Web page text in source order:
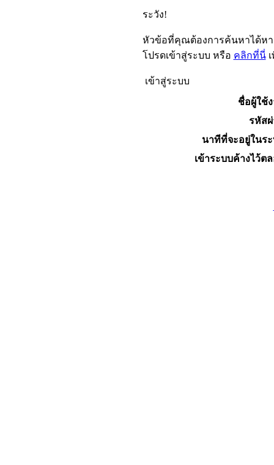
ระวัง!
หัวข้อที่คุณต้องการค้นหาได้ห
โปรดเข้าสู่ระบบ หรือ คลิกที่นี่เ
เข้าสู่ระบบ
ชื่อผู้ใช้
รหัส
นาทีที่จะอยู่ในร
เข้าระบบค้างไว้ต